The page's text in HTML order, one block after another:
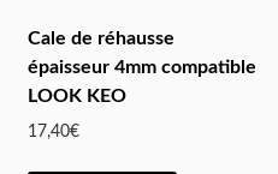
Cale de réhausse
épaisseur 4mm compatible
LOOK KEO
17,40€